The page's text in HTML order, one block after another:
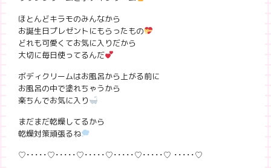
ほとんどキラモのみんなから
お誕生日プレゼントにもらったもの
どれも可愛くてお気に入りだから
大切に毎日使ってるんだ
ボディクリームはお風呂から上がる前に
お風呂の中で塗れちゃうから
楽ちんでお気に入り
まだまだ乾燥してるから
乾燥対策頑張るね
♡･････♡･････♡･････♡･････♡･････♡ ･････♡